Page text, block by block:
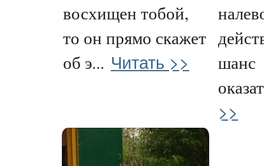
восхищен тобой,
то он прямо скажет
об э... Читать >>
шанс
>>